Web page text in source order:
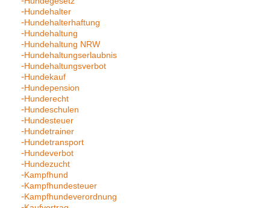
Hundehalter
Hundehalterhaftung
Hundehaltung
Hundehaltung NRW
Hundehaltungserlaubnis
Hundehaltungsverbot
Hundekauf
Hundepension
Hunderecht
Hundeschulen
Hundesteuer
Hundetrainer
Hundetransport
Hundeverbot
Hundezucht
Kampfhund
Kampfhundesteuer
Kampfhundeverordnung